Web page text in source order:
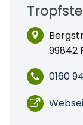
99842
0160